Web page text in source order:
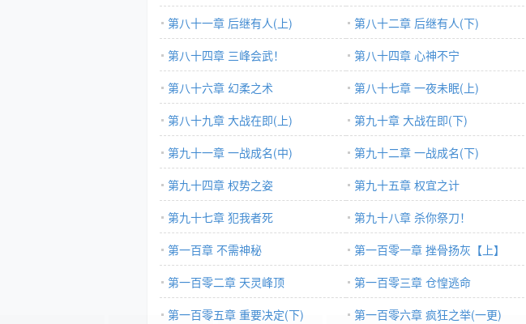
第八十一章 后继有人(上)
第八十二章 后继有人(下)
第八十四章 三峰会武！
第八十四章 心神不宁
第八十六章 幻柔之术
第八十七章 一夜未眠(上)
第八十九章 大战在即(上)
第九十章 大战在即(下)
第九十一章 一战成名(中)
第九十二章 一战成名(下)
第九十四章 权势之姿
第九十五章 权宜之计
第九十七章 犯我者死
第九十八章 杀你祭刀！
第一百章 不需神秘
第一百零一章 挫骨扬灰【上】
第一百零二章 天灵峰顶
第一百零三章 仓惶逃命
第一百零五章 重要决定(下)
第一百零六章 疯狂之举(一更)